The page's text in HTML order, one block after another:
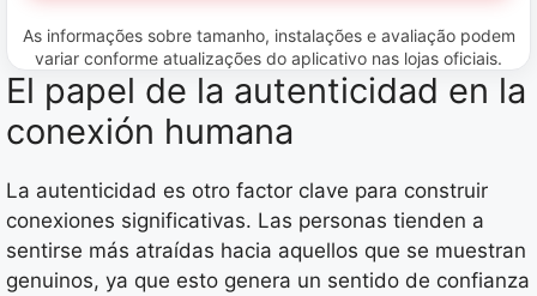
As informações sobre tamanho, instalações e avaliação podem
variar conforme atualizações do aplicativo nas lojas oficiais.
El papel de la autenticidad en la
conexión humana
La autenticidad es otro factor clave para construir
conexiones significativas. Las personas tienden a
sentirse más atraídas hacia aquellos que se muestran
genuinos, ya que esto genera un sentido de confianza